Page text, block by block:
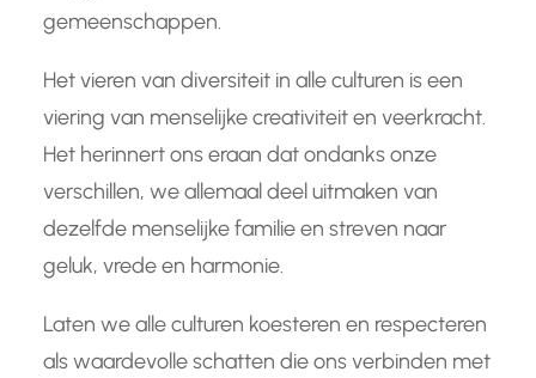
gemeenschappen.
Het vieren van diversiteit in alle culturen is een
viering van menselijke creativiteit en veerkracht.
Het herinnert ons eraan dat ondanks onze
verschillen, we allemaal deel uitmaken van
dezelfde menselijke familie en streven naar
geluk, vrede en harmonie.
Laten we alle culturen koesteren en respecteren
als waardevolle schatten die ons verbinden met